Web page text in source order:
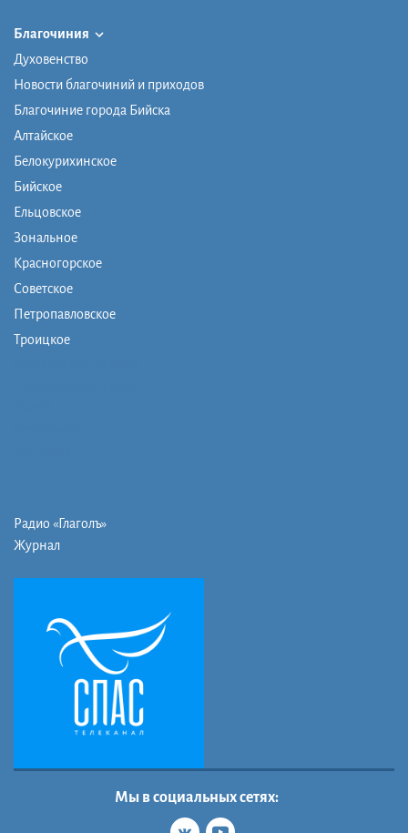
Благочиния
Духовенство
Новости благочиний и приходов
Благочиние города Бийска
Алтайское
Белокурихинское
Бийское
Ельцовское
Зональное
Красногорское
Советское
Петропавловское
Троицкое
Радио «Глаголъ»
Журнал
Мы в социальных сетях: